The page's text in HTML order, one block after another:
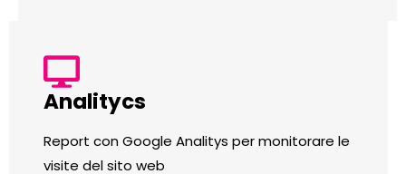
Analitycs
Report con Google Analitys per monitorare le
visite del sito web